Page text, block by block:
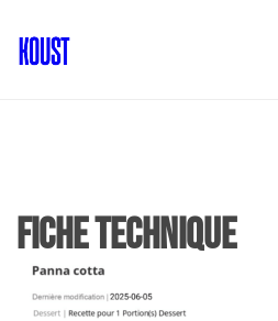
Fiche technique